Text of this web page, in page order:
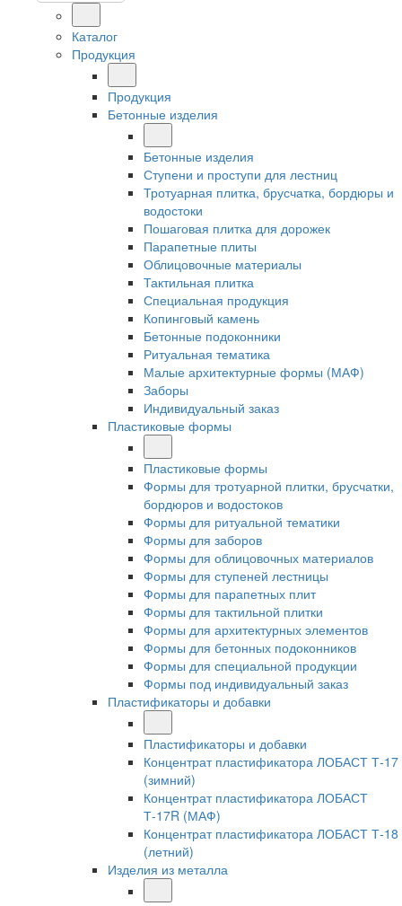
Каталог
Продукция
Продукция
Бетонные изделия
Бетонные изделия
Ступени и проступи для лестниц
Тротуарная плитка, брусчатка, бордюры и
водостоки
Пошаговая плитка для дорожек
Парапетные плиты
Облицовочные материалы
Тактильная плитка
Специальная продукция
Копинговый камень
Бетонные подоконники
Ритуальная тематика
Малые архитектурные формы (МАФ)
Заборы
Индивидуальный заказ
Пластиковые формы
Пластиковые формы
Формы для тротуарной плитки, брусчатки,
бордюров и водостоков
Формы для ритуальной тематики
Формы для заборов
Формы для облицовочных материалов
Формы для ступеней лестницы
Формы для парапетных плит
Формы для тактильной плитки
Формы для архитектурных элементов
Формы для бетонных подоконников
Формы для специальной продукции
Формы под индивидуальный заказ
Пластификаторы и добавки
Пластификаторы и добавки
Концентрат пластификатора ЛОБАСТ Т-17
(зимний)
Концентрат пластификатора ЛОБАСТ
Т-17R (МАФ)
Концентрат пластификатора ЛОБАСТ Т-18
(летний)
Изделия из металла